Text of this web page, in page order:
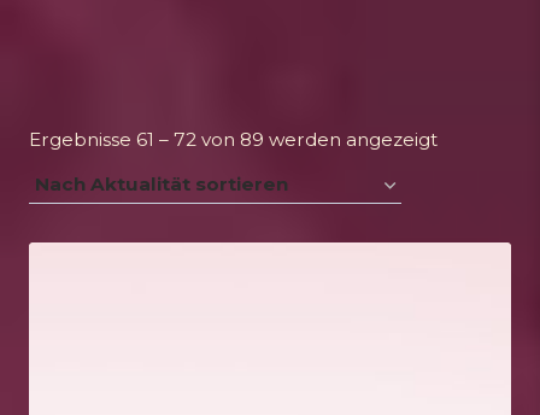
Ergebnisse 61 – 72 von 89 werden angezeigtNach